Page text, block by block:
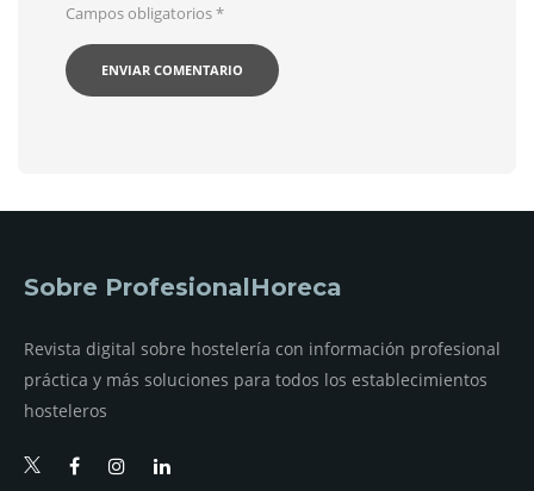
Campos obligatorios*
Sobre ProfesionalHoreca
Revista digital sobre hostelería con información profesional
práctica y más soluciones para todos los establecimientos
hosteleros